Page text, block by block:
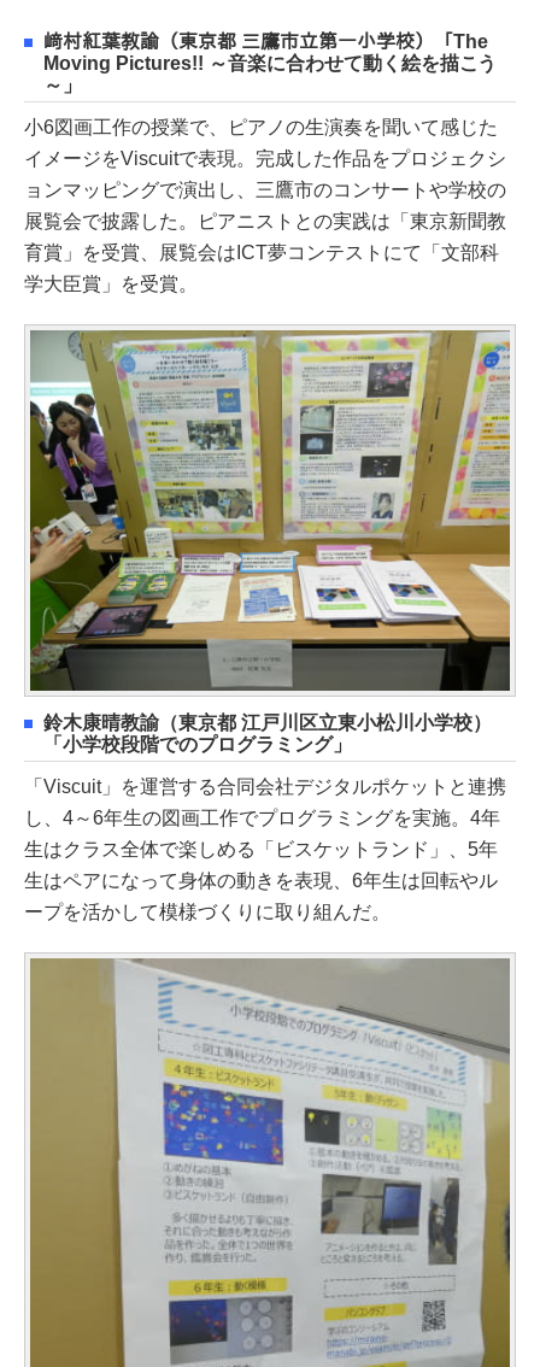
﨑村紅葉教諭（東京都 三鷹市立第一小学校）「The
Moving Pictures!! ～音楽に合わせて動く絵を描こう
～」
小6図画工作の授業で、ピアノの生演奏を聞いて感じた
イメージをViscuitで表現。完成した作品をプロジェクシ
ョンマッピングで演出し、三鷹市のコンサートや学校の
展覧会で披露した。ピアニストとの実践は「東京新聞教
育賞」を受賞、展覧会はICT夢コンテストにて「文部科
学大臣賞」を受賞。
鈴木康晴教諭（東京都 江戸川区立東小松川小学校）
「小学校段階でのプログラミング」
「Viscuit」を運営する合同会社デジタルポケットと連携
し、4～6年生の図画工作でプログラミングを実施。4年
生はクラス全体で楽しめる「ビスケットランド」、5年
生はペアになって身体の動きを表現、6年生は回転やル
ープを活かして模様づくりに取り組んだ。